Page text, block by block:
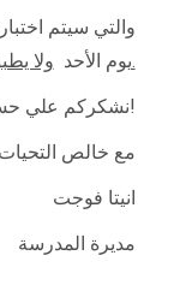
يوم الأحدولا يطبق هذا الإجراء علي أطفال الحضانة.
نشكركم علي حسن تفهمكم!
مع خالص التحيات
انيتا فوجت
مديرة المدرسة